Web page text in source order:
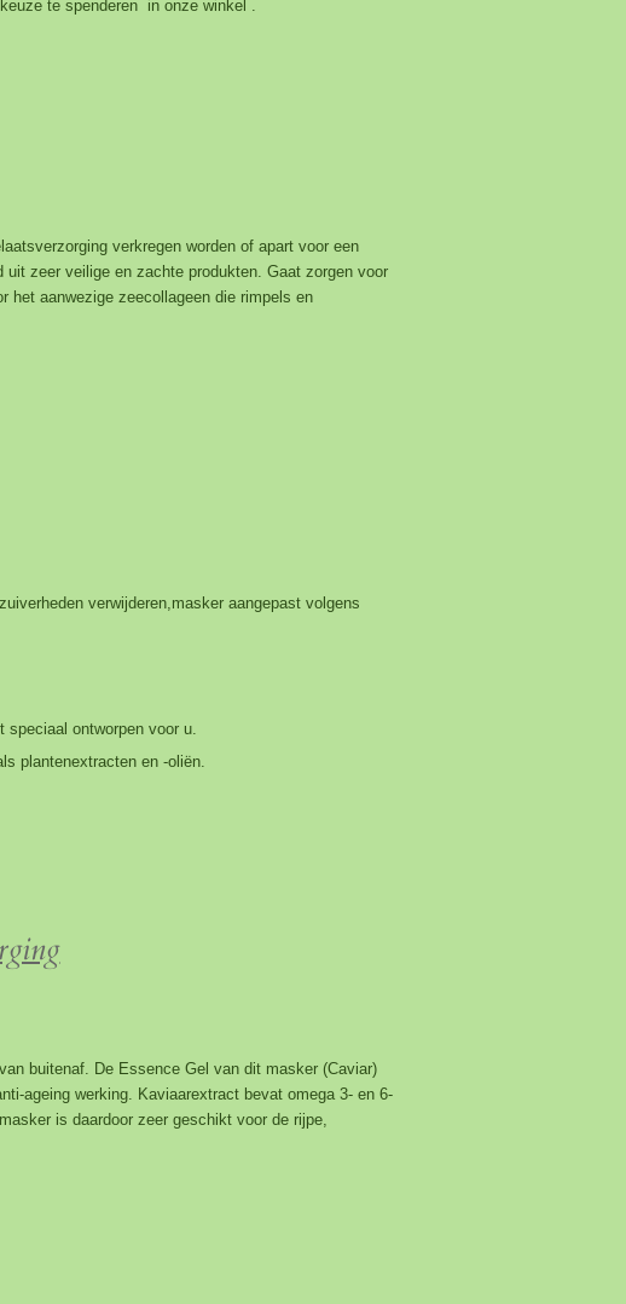
te spenderen in onze winkel .
verkregen worden of apart voor een
zeer veilige en zachte produkten. Gaat zorgen voor
het aanwezige zeecollageen die rimpels en
verwijderen,masker aangepast volgens
ontworpen voor u.
plantenextracten en -oliën.
buitenaf. De Essence Gel van dit masker (Caviar)
ageing werking. Kaviaarextract bevat omega 3- en 6-
is daardoor zeer geschikt voor de rijpe,